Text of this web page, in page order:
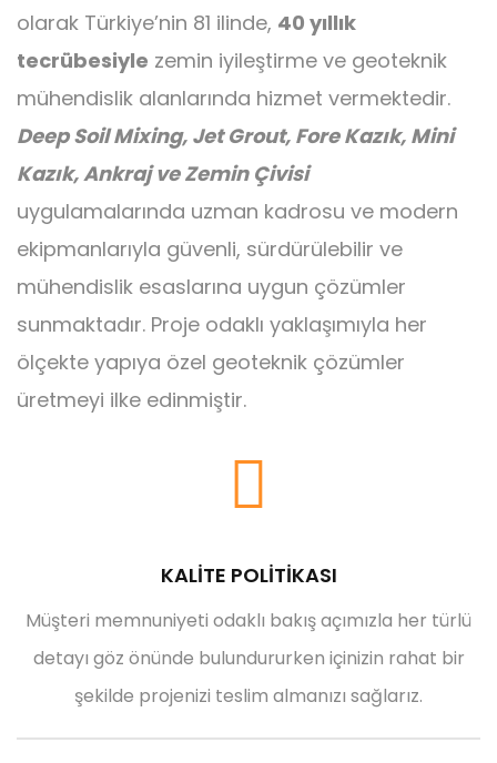
Mini Kazık
olarak Türkiye’nin 81 ilinde, 40 yıllık
tecrübesiyle zemin iyileştirme ve geoteknik
mühendislik alanlarında hizmet vermektedir.
Deep Soil Mixing, Jet Grout, Fore Kazık, Mini
Kazık, Ankraj ve Zemin Çivisi
uygulamalarında uzman kadrosu ve modern
ekipmanlarıyla güvenli, sürdürülebilir ve
mühendislik esaslarına uygun çözümler
sunmaktadır. Proje odaklı yaklaşımıyla her
ölçekte yapıya özel geoteknik çözümler
üretmeyi ilke edinmiştir.
KALİTE POLİTİKASI
Müşteri memnuniyeti odaklı bakış açımızla her türlü
detayı göz önünde bulundururken içinizin rahat bir
şekilde projenizi teslim almanızı sağlarız.